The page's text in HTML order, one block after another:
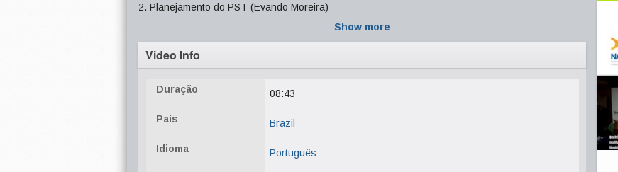
2. Planejamento do PST (Evando Moreira)
Show more
Video Info
Duração 08:43
País Brazil
Idioma Português